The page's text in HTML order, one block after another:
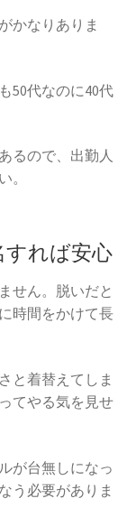
かなりありま
50代なのに40代
るので、出勤人
。
すれば安心
せん。脱いだと
時間をかけて長
と着替えてしま
てやる気を見せ
が台無しになっ
う必要がありま